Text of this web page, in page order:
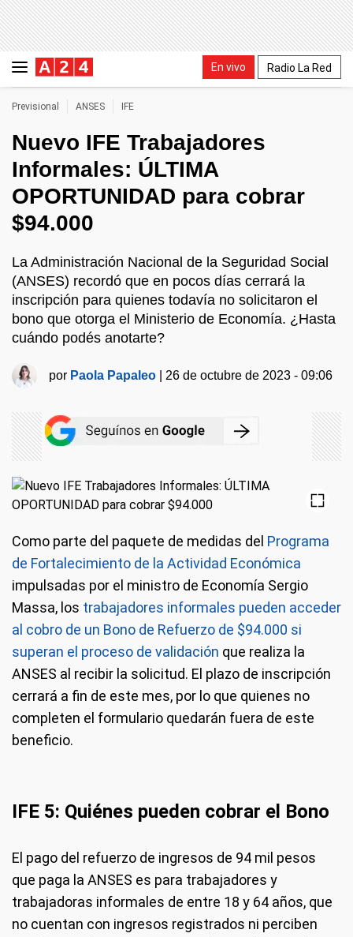
En vivo Radio La Red
Previsional ANSES IFE
Nuevo IFE Trabajadores
Informales: ÚLTIMA
OPORTUNIDAD para cobrar
$94.000
La Administración Nacional de la Seguridad Social
(ANSES) recordó que en pocos días cerrará la
inscripción para quienes todavía no solicitaron el
bono que otorga el Ministerio de Economía. ¿Hasta
cuándo podés anotarte?
por Paola Papaleo 26 de octubre de 2023 - 09:06
Como parte del paquete de medidas del Programa
de Fortalecimiento de la Actividad Económica
impulsadas por el ministro de Economía Sergio
Massa, los trabajadores informales pueden acceder
al cobro de un Bono de Refuerzo de $94.000 si
superan el proceso de validación que realiza la
ANSES al recibir la solicitud. El plazo de inscripción
cerrará a fin de este mes, por lo que quienes no
completen el formulario quedarán fuera de este
beneficio.
IFE 5: Quiénes pueden cobrar el Bono
El pago del refuerzo de ingresos de 94 mil pesos
que paga la ANSES es para trabajadores y
trabajadoras informales de entre 18 y 64 años, que
no cuentan con ingresos registrados ni perciben